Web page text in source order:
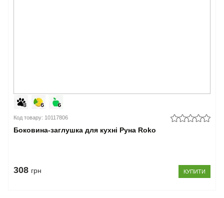
Код товару: 10117806
Боковина-заглушка для кухні Руна Roko
308 грн КУПИТИ